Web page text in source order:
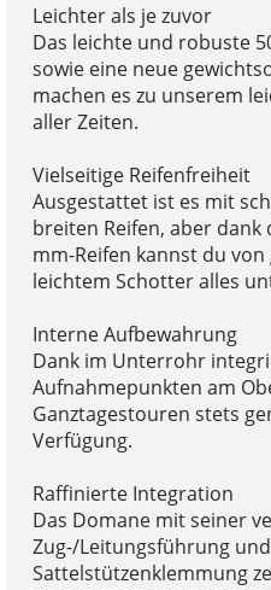
Leichter als je zuvor
Das leichte und robuste
sowie eine neue
machen es zu unserem
aller Zeiten.
Vielseitige Reifenfreiheit
Ausgestattet ist es mit
breiten Reifen, aber
mm-Reifen kannst du
leichtem Schotter alles
Interne Aufbewahrung
Dank im Unterrohr
Aufnahmepunkten am
Ganztagestouren stets
Verfügung.
Raffinierte Integration
Das Domane mit seiner
Zug-/Leitungsführung
Sattelstützenklemmung